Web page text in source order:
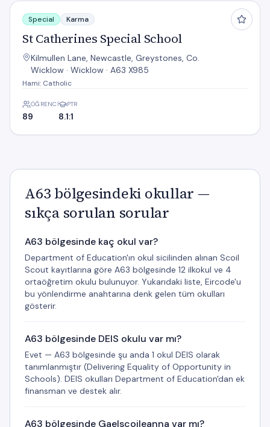
St Catherines Special School
Special Karma
St Catherines Special School
Kilmullen Lane, Newcastle, Greystones, Co.
Wicklow · Wicklow · A63 X985
Hami: Catholic
ÖĞRENCI
89
PTR
8.1:1
A63 bölgesindeki okullar —
sıkça sorulan sorular
A63 bölgesinde kaç okul var?
Department of Education'ın okul sicilinden alınan Scoil
Scout kayıtlarına göre A63 bölgesinde 12 ilkokul ve 4
ortaöğretim okulu bulunuyor. Yukarıdaki liste, Eircode'u
bu yönlendirme anahtarına denk gelen tüm okulları
gösterir.
A63 bölgesinde DEIS okulu var mı?
Evet — A63 bölgesinde şu anda 1 okul DEIS olarak
tanımlanmıştır (Delivering Equality of Opportunity in
Schools). DEIS okulları Department of Education'dan ek
finansman ve destek alır.
A63 bölgesinde Gaelscoileanna var mı?